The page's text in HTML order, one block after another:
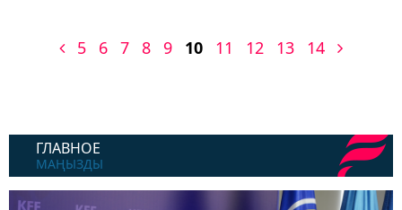
ГЛАВНОЕ
МАҢЫЗДЫ
5 6 7 8 9 10 11 12 13 14